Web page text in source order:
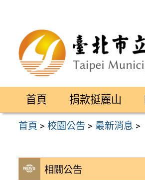
區
首頁 捐款挺麗山
首頁 >校園公告 > 最新消息 >
相關公告